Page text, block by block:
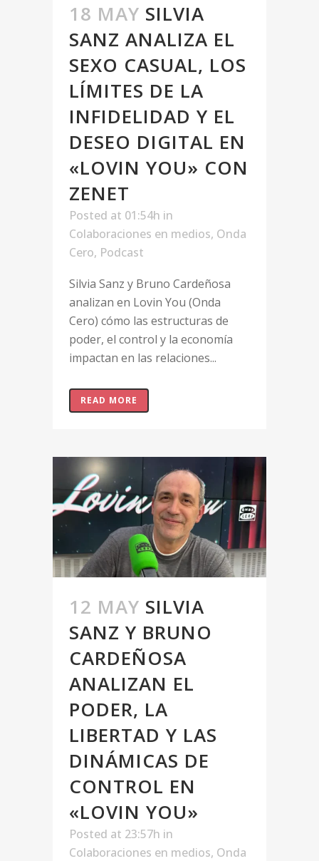
18 MAY SILVIA
SANZ ANALIZA EL
SEXO CASUAL, LOS
LÍMITES DE LA
INFIDELIDAD Y EL
DESEO DIGITAL EN
«LOVIN YOU» CON
ZENET
Posted at 01:54h in
Colaboraciones en medios, Onda
Cero, Podcast
Silvia Sanz y Bruno Cardeñosa
analizan en Lovin You (Onda
Cero) cómo las estructuras de
poder, el control y la economía
impactan en las relaciones...
READ MORE
12 MAY SILVIA
SANZ Y BRUNO
CARDEÑOSA
ANALIZAN EL
PODER, LA
LIBERTAD Y LAS
DINÁMICAS DE
CONTROL EN
«LOVIN YOU»
Posted at 23:57h in
Colaboraciones en medios, Onda